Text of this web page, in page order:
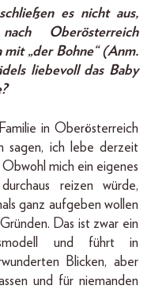
es nicht aus,
Oberösterreich
mit „der Bohne“ (Anm.
liebevoll das Baby
in Oberösterreich
sagen, ich lebe derzeit
mich ein eigenes
reizen würde,
ganz aufgeben wollen
Das ist zwar ein
und führt in
Blicken, aber
und für niemanden